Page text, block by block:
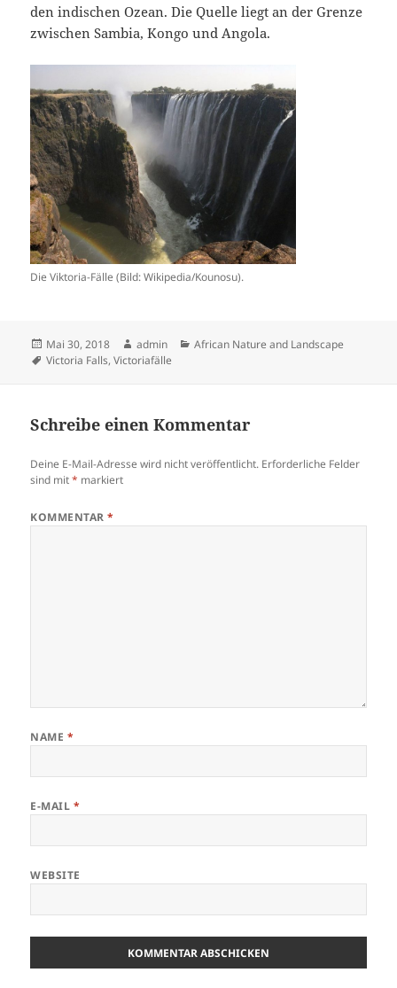
den indischen Ozean. Die Quelle liegt an der Grenze
zwischen Sambia, Kongo und Angola.
Die Viktoria-Fälle (Bild: Wikipedia/Kounosu).
Veröffentlicht
am
Mai 30, 2018 Autor
admin Kategorien
African Nature and Landscape
Schlagwörter
Victoria Falls,Victoriafälle
Schreibe einen Kommentar
Deine E-Mail-Adresse wird nicht veröffentlicht. Erforderliche Felder
sind mit* markiert
KOMMENTAR*
NAME *
E-MAIL *
WEBSITE